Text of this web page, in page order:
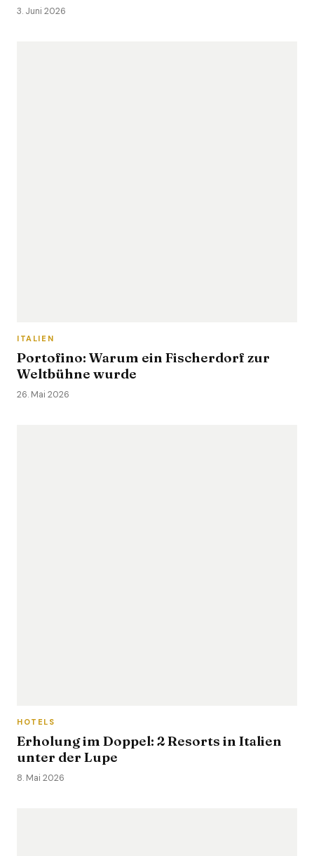
3. Juni 2026
ITALIEN
Portofino: Warum ein Fischerdorf zur
Weltbühne wurde
26. Mai 2026
HOTELS
Erholung im Doppel: 2 Resorts in Italien
unter der Lupe
8. Mai 2026